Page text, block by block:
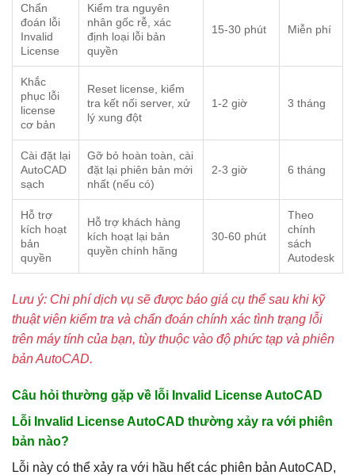
Chẩn
đoán lỗi
Invalid
License
Kiểm tra nguyên
nhân gốc rễ, xác
định loại lỗi bản
quyền
15-30 phút Miễn phí
Khắc
phục lỗi
license
cơ bản
Reset license, kiểm
tra kết nối server, xử
lý xung đột
1-2 giờ 3 tháng
Cài đặt lại
AutoCAD
sạch
Gỡ bỏ hoàn toàn, cài
đặt lại phiên bản mới
nhất (nếu có)
2-3 giờ 6 tháng
Hỗ trợ
kích hoạt
bản
quyền
Hỗ trợ khách hàng
kích hoạt lại bản
quyền chính hãng
30-60 phút
Theo
chính
sách
Autodesk
Lưu ý: Chi phí dịch vụ sẽ được báo giá cụ thể sau khi kỹ
thuật viên kiểm tra và chẩn đoán chính xác tình trạng lỗi
trên máy tính của bạn, tùy thuộc vào độ phức tạp và phiên
bản AutoCAD.
Câu hỏi thường gặp về lỗi Invalid License AutoCAD
Lỗi Invalid License AutoCAD thường xảy ra với phiên
bản nào?
Lỗi này có thể xảy ra với hầu hết các phiên bản AutoCAD,